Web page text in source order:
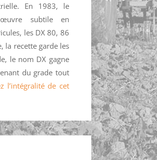
En 1983, le
subtile en
les DX 80, 86
la recette garde les
le nom DX gagne
du grade tout
l’intégralité de cet